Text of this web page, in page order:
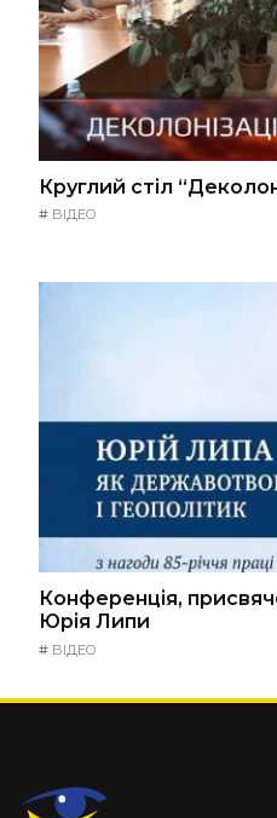
Круглий стіл
# ВІДЕО
Конференція,
Юрія Липи
# ВІДЕО